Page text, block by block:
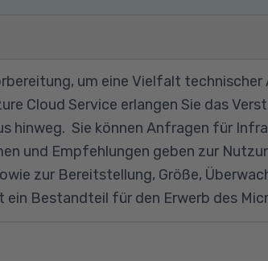
um eine Vielfalt
Cloud Service erlangen Sie das
hinweg. Sie können Anfragen für
und Empfehlungen geben zur
zur Bereitstellung, Größe,
ein Bestandteil für den Erwerb des